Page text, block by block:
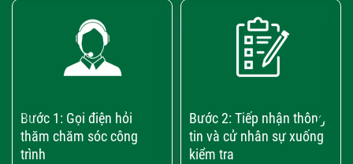
Bước 1: Gọi điện hỏi
thăm chăm sóc công
trình
Bước 2: Tiếp nhận thông
tin và cử nhân sự xuống
kiểm tra
›
‹